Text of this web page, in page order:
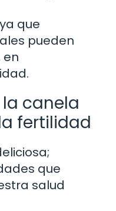
que
pueden
en
canela
fertilidad
que
salud